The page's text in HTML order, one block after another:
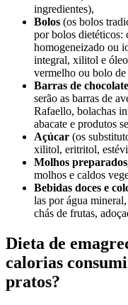
ingredientes),
Bolos (os bolos
por bolos dietéticos:
homogeneizado ou
integral, xilitol e
vermelho ou bolo de
Barras de
serão as barras de
Rafaello, bolachas
abacate e produtos
Açúcar (os
xilitol, eritritol,
Molhos
molhos e caldos
Bebidas doces e
las por água mineral,
chás de frutas,
Dieta de
calorias
pratos?